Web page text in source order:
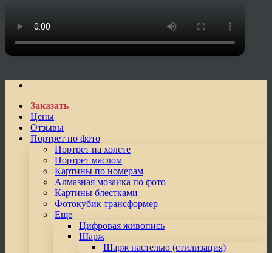
Заказать
Цены
Отзывы
Портрет по фото
Портрет на холсте
Портрет маслом
Картины по номерам
Алмазная мозаика по фото
Картины блестками
Фотокубик трансформер
Еще
Цифровая живопись
Шарж
Шарж пастелью (стилизация)